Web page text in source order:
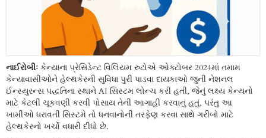
નાઈરોબીઃ કેન્યાના પ્રેસિડેન્ટ વિલિયમ રુટોએ ઓક્ટોબર 2024માં તમામ
કેન્યાવાસીઓને હેલ્થકેરની સુવિધા પુરી પાડવા દાયકાઓ જુની નેશનલ
ઈન્સ્યુરન્સ પદ્ધતિના સ્થાને AI સિસ્ટમ લોન્ચ કરી હતી, જેનું લક્ષ્ય કેન્યનો
માટે કેટલી ચૂકવણી કરવી પોસાય તેની આગાહી કરવાનું હતું, પરંતુ આ
ખામીઓ ધરાવતી સિસ્ટમે તો ધનવાનોની તરફેણ કરવા સાથે ગરીબો માટે
હેલ્થકેરનો ખર્ચો વધારી દીધો છે.